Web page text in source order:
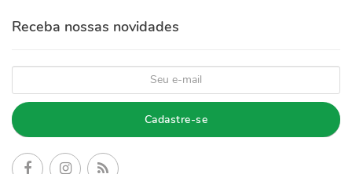
Receba nossas novidades
Cadastre-se